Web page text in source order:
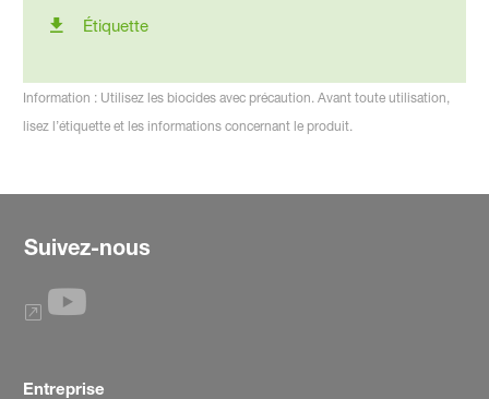
Étiquette
Information : Utilisez les biocides avec précaution. Avant toute utilisation,
lisez l’étiquette et les informations concernant le produit.
Suivez-nous
Entreprise